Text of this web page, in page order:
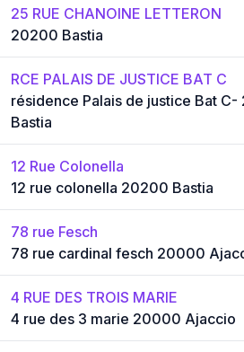
25 RUE CHANOINE LETTERON
20200 Bastia
RCE PALAIS DE JUSTICE BAT C
résidence Palais de justice Bat
Bastia
12 Rue Colonella
12 rue colonella 20200 Bastia
78 rue Fesch
78 rue cardinal fesch 20000
4 RUE DES TROIS MARIE
4 rue des 3 marie 20000 Ajaccio